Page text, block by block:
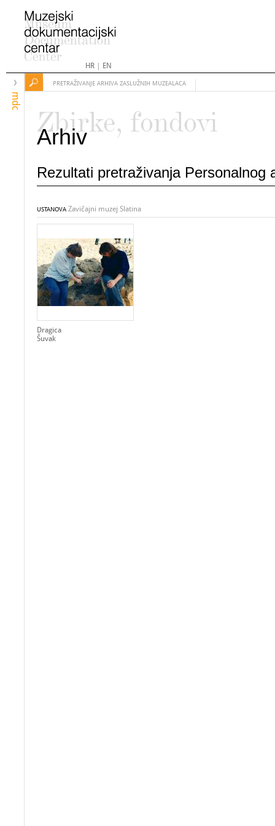
HR| EN
mdc
PRETRAŽIVANJE ARHIVA ZASLUŽNIH MUZEALACA
Zbirke, fondovi
Arhiv
Rezultati pretraživanja
USTANOVA Zavičajni muzej Slatina
Dragica
Šuvak